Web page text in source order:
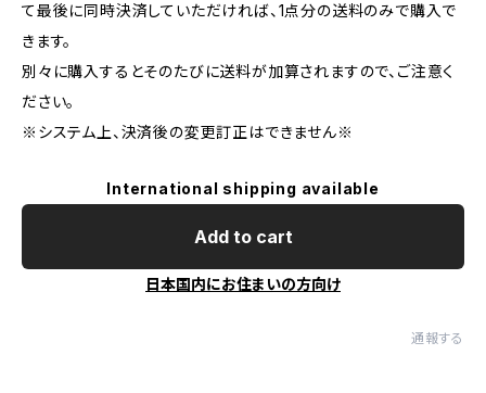
て最後に同時決済していただければ、1点分の送料のみで購入で
きます。
別々に購入するとそのたびに送料が加算されますので、ご注意く
ださい。
※システム上、決済後の変更訂正はできません※
International shipping available
Add to cart
日本国内にお住まいの方向け
通報する